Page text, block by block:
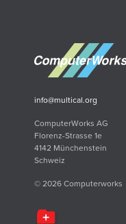
info@multical.org
ComputerWorks AG
Florenz-Strasse 1e
4142 Münchenstein
Schweiz
© 2026 Computerworks